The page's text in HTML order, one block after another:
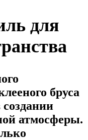
для
бруса
атмосферы.